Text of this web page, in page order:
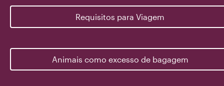
Requisitos para Viagem
Animais como excesso de bagagem